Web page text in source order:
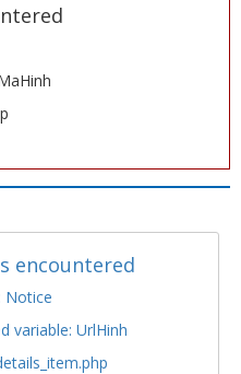
encountered
Notice
variable: UrlHinh